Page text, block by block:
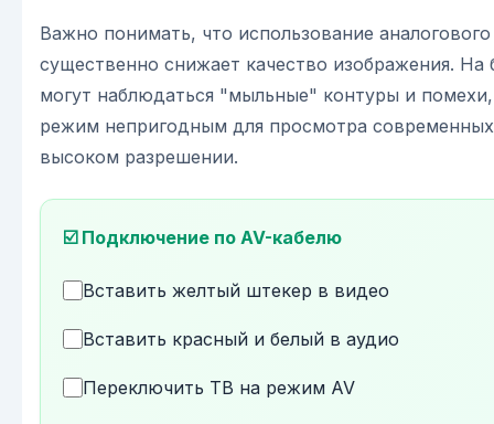
Важно понимать, что использование
существенно снижает качество изображения. На
могут наблюдаться "мыльные" контуры и помехи,
режим непригодным для просмотра
высоком разрешении.
☑️ Подключение по AV-кабелю
Вставить желтый штекер в видео
Вставить красный и белый в аудио
Переключить ТВ на режим AV